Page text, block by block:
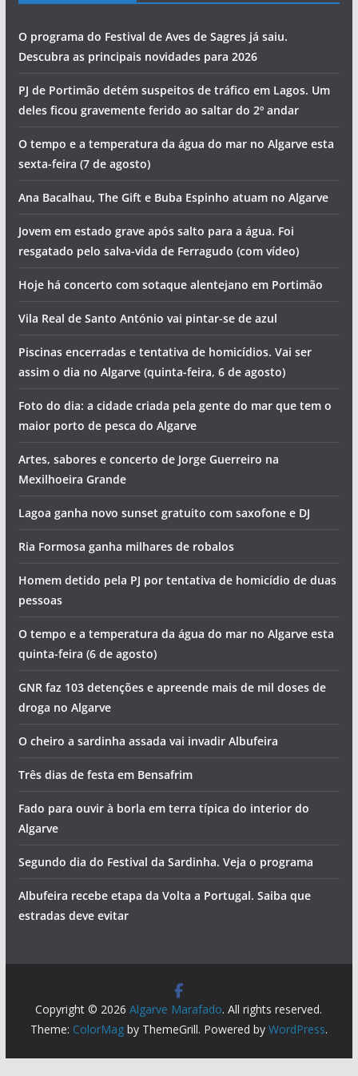
O programa do Festival de Aves de Sagres já saiu.
Descubra as principais novidades para 2026
PJ de Portimão detém suspeitos de tráfico em Lagos. Um
deles ficou gravemente ferido ao saltar do 2º andar
O tempo e a temperatura da água do mar no Algarve esta
sexta-feira (7 de agosto)
Ana Bacalhau, The Gift e Buba Espinho atuam no Algarve
Jovem em estado grave após salto para a água. Foi
resgatado pelo salva-vida de Ferragudo (com vídeo)
Hoje há concerto com sotaque alentejano em Portimão
Vila Real de Santo António vai pintar-se de azul
Piscinas encerradas e tentativa de homicídios. Vai ser
assim o dia no Algarve (quinta-feira, 6 de agosto)
Foto do dia: a cidade criada pela gente do mar que tem o
maior porto de pesca do Algarve
Artes, sabores e concerto de Jorge Guerreiro na
Mexilhoeira Grande
Lagoa ganha novo sunset gratuito com saxofone e DJ
Ria Formosa ganha milhares de robalos
Homem detido pela PJ por tentativa de homicídio de duas
pessoas
O tempo e a temperatura da água do mar no Algarve esta
quinta-feira (6 de agosto)
GNR faz 103 detenções e apreende mais de mil doses de
droga no Algarve
O cheiro a sardinha assada vai invadir Albufeira
Três dias de festa em Bensafrim
Fado para ouvir à borla em terra típica do interior do
Algarve
Segundo dia do Festival da Sardinha. Veja o programa
Albufeira recebe etapa da Volta a Portugal. Saiba que
estradas deve evitar
Copyright © 2026Algarve Marafado. All rights reserved.
Theme: ColorMagby ThemeGrill. Powered by WordPress.